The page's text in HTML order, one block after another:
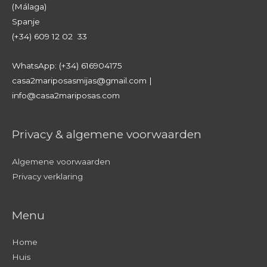
(Málaga)
Spanje
(+34) 609 12 02 33
WhatsApp: (+34) 616904175
casa2mariposasmijas@gmail.com |
info@casa2mariposas.com
Privacy & algemene voorwaarden
Algemene voorwaarden
Privacy verklaring
Menu
Home
Huis